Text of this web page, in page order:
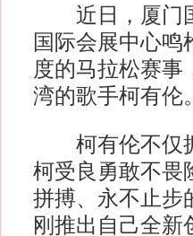
近日，厦门
国际会展中心鸣
度的马拉松赛事
湾的歌手柯有伦。
柯有伦不仅拥
柯受良勇敢不畏
拼搏、永不止步
刚推出自己全新